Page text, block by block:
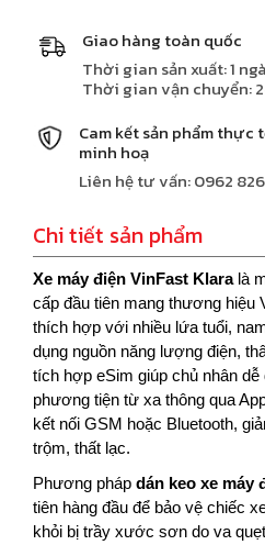
Giao hàng toàn quốc
Thời gian sản xuất: 1
Thời gian vận chuyển:
Cam kết sản phẩm
minh hoạ
Liên hệ tư vấn: 0962
Chi tiết sản phẩm
Xe máy điện VinFast Klaralà
cấp đầu tiên mang thương hiệu
thích hợp với nhiều lứa tuổi,
dụng nguồn năng lượng điện,
tích hợp eSim giúp chủ nhân dễ
phương tiện từ xa thông qua
kết nối GSM hoặc Bluetooth,
trộm, thất lạc.
Phương pháp dán keo xe máy
tiên hàng đầu để bảo vệ chiếc
khỏi bị trầy xước sơn do va